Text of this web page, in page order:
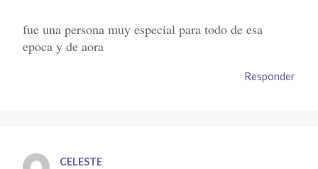
fue una persona muy especial para todo de esa
epoca y de aora
Responder
CELESTE